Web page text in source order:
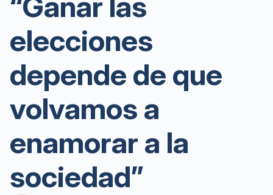
elecciones
depende de que
volvamos a
enamorar a la
sociedad”